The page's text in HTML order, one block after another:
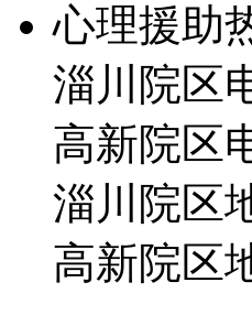
心理援助
淄川院区
高新院区
淄川院区
高新院区